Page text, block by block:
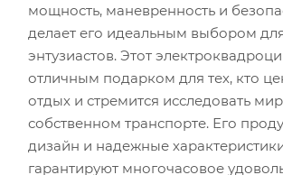
мощность, маневренность и
делает его идеальным выбором
энтузиастов. Этот
отличным подарком для тех, кто
отдых и стремится исследовать
собственном транспорте. Его
дизайн и надежные
гарантируют многочасовое